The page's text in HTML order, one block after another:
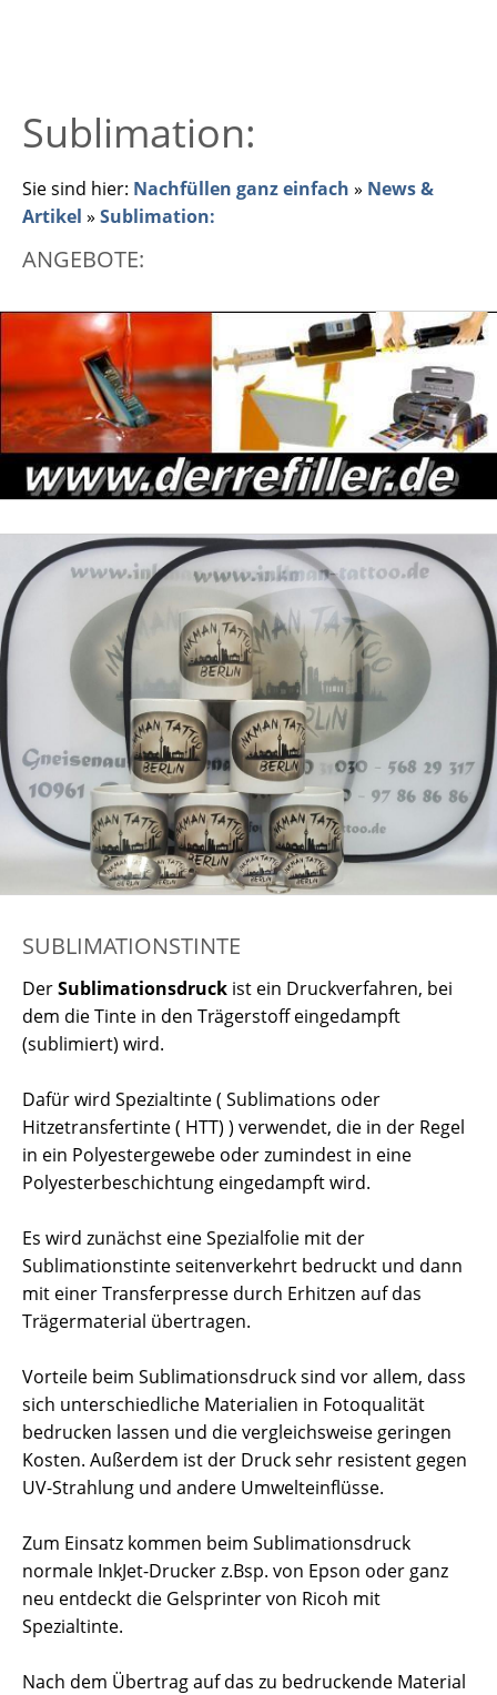
Sublimation:
Sie sind hier: Nachfüllen ganz einfach » News &
Artikel » Sublimation:
ANGEBOTE:
SUBLIMATIONSTINTE
DerSublimationsdruck ist ein Druckverfahren, bei
dem die Tinte in den Trägerstoff eingedampft
(sublimiert) wird.
Dafür wird Spezialtinte ( Sublimations oder
Hitzetransfertinte ( HTT) ) verwendet, die in der Regel
in ein Polyestergewebe oder zumindest in eine
Polyesterbeschichtung eingedampft wird.
Es wird zunächst eine Spezialfolie mit der
Sublimationstinte seitenverkehrt bedruckt und dann
mit einer Transferpresse durch Erhitzen auf das
Trägermaterial übertragen.
Vorteile beim Sublimationsdruck sind vor allem, dass
sich unterschiedliche Materialien in Fotoqualität
bedrucken lassen und die vergleichsweise geringen
Kosten. Außerdem ist der Druck sehr resistent gegen
UV-Strahlung und andere Umwelteinflüsse.
Zum Einsatz kommen beim Sublimationsdruck
normale InkJet-Drucker z.Bsp. von Epson oder ganz
neu entdeckt die Gelsprinter von Ricoh mit
Spezialtinte.
Nach dem Übertrag auf das zu bedruckende Material